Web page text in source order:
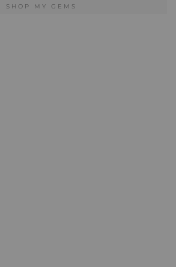
SHOP MY GEMS